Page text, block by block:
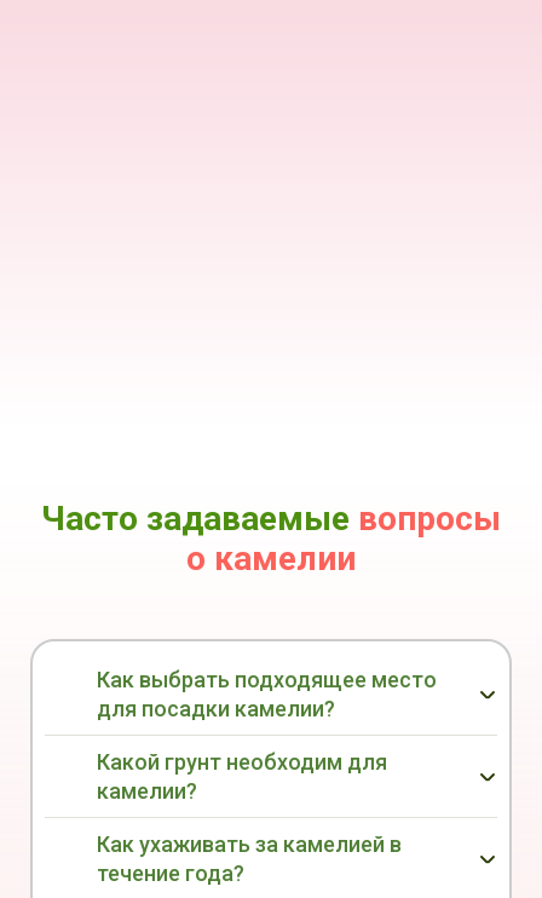
Часто задаваемые вопросы
о камелии
Как выбрать подходящее место
для посадки камелии?
Какой грунт необходим для
камелии?
Как ухаживать за камелией в
течение года?